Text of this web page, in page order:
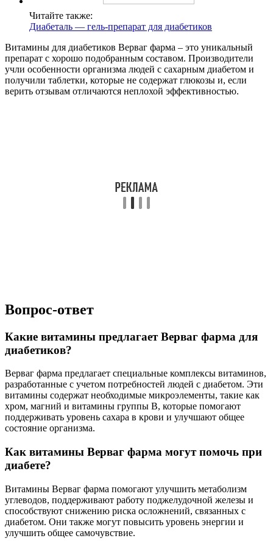
Читайте также:
Диабеталь — гель-препарат для диабетиков
Витамины для диабетиков Верваг фарма – это уникальный
препарат с хорошо подобранным составом. Производители
учли особенности организма людей с сахарным диабетом и
получили таблетки, которые не содержат глюкозы и, если
верить отзывам отличаются неплохой эффективностью.
Вопрос-ответ
Какие витамины предлагает Верваг фарма для
диабетиков?
Верваг фарма предлагает специальные комплексы витаминов,
разработанные с учетом потребностей людей с диабетом. Эти
витамины содержат необходимые микроэлементы, такие как
хром, магний и витамины группы B, которые помогают
поддерживать уровень сахара в крови и улучшают общее
состояние организма.
Как витамины Верваг фарма могут помочь при
диабете?
Витамины Верваг фарма помогают улучшить метаболизм
углеводов, поддерживают работу поджелудочной железы и
способствуют снижению риска осложнений, связанных с
диабетом. Они также могут повысить уровень энергии и
улучшить общее самочувствие.